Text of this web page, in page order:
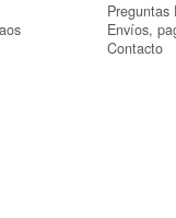
Preguntas
Envíos,
Contacto